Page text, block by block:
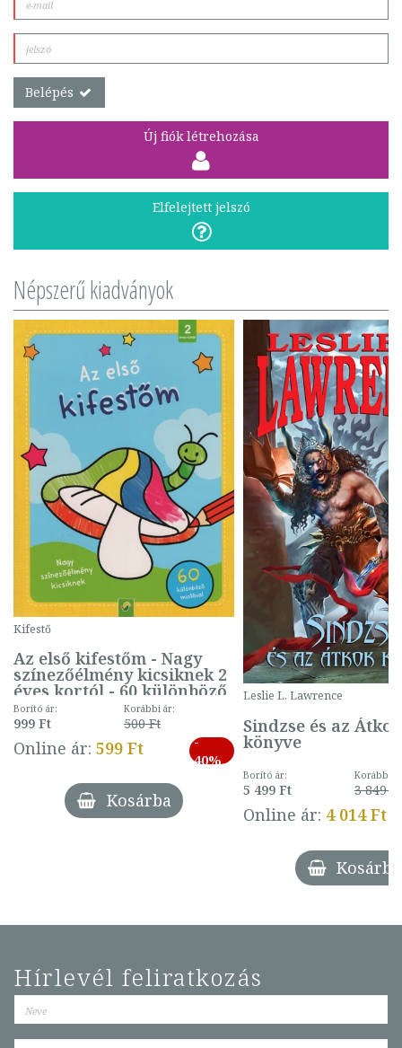
Belépés
Új fiók létrehozása
Elfelejtett jelszó
Népszerű kiadványok
Kifestő
Az első kifestőm - Nagy
színezőélmény kicsiknek 2
éves kortól - 60 különböző
mintával (gombás)
Borító ár:
999 Ft
Korábbi ár:
500 Ft
Online ár: 599 Ft
-
40%
Kosárba
Leslie L. Lawrence
Sindzse és az Átkok
könyve
Borító ár:
5 499 Ft
Korábbi
3 849 Ft
Online ár: 4 014 Ft
Kosárba
Hírlevél feliratkozás